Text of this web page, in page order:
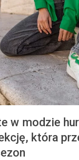
w modzie
która